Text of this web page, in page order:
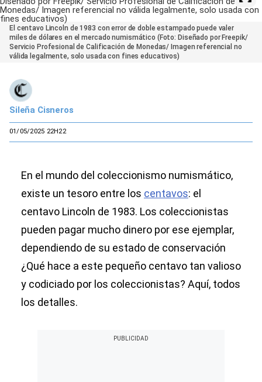
El centavo Lincoln de 1983 con error de doble estampado puede valer
miles de dólares en el mercado numismático (Foto: Diseñado por Freepik/
Servicio Profesional de Calificación de Monedas/ Imagen referencial no
válida legalmente, solo usada con fines educativos)
Sileña Cisneros
01/05/2025 22H22
En el mundo del coleccionismo numismático,
existe un tesoro entre los centavos: el
centavo Lincoln de 1983. Los coleccionistas
pueden pagar mucho dinero por ese ejemplar,
dependiendo de su estado de conservación
¿Qué hace a este pequeño centavo tan valioso
y codiciado por los coleccionistas? Aquí, todos
los detalles.